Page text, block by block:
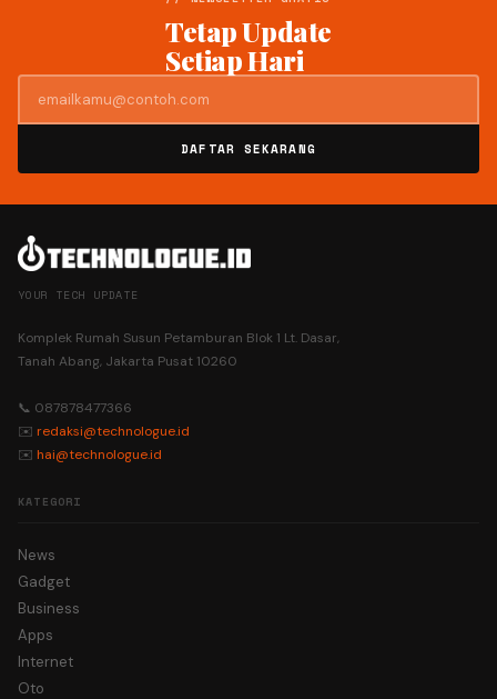
Tetap Update
Setiap Hari
DAFTAR SEKARANG
YOUR TECH UPDATE
Komplek Rumah Susun Petamburan Blok 1 Lt. Dasar,
Tanah Abang, Jakarta Pusat 10260
📞 087878477366
✉️ redaksi@technologue.id
✉️ hai@technologue.id
KATEGORI
News
Gadget
Business
Apps
Internet
Oto